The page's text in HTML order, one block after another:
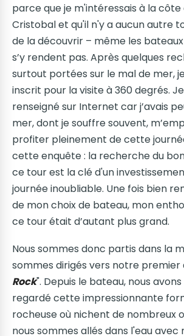
parce que je m'intéressais à la côte
Cristobal et qu'il n'y a aucun autre
de la découvrir – même les
s’y rendent pas. Après quelques
surtout portées sur le mal de mer,
inscrit pour la visite à 360 degrés.
renseigné sur Internet car j’avais
mer, dont je souffre souvent,
profiter pleinement de cette
cette enquête : la recherche du
ce tour est la clé d'un
journée inoubliable. Une fois bien
de mon choix de bateau, mon
ce tour était d’autant plus grand.
Nous sommes donc partis dans la
sommes dirigés vers notre premier
Rock". Depuis le bateau, nous
regardé cette impressionnante
rocheuse où nichent de nombreux
nous sommes allés dans l'eau avec